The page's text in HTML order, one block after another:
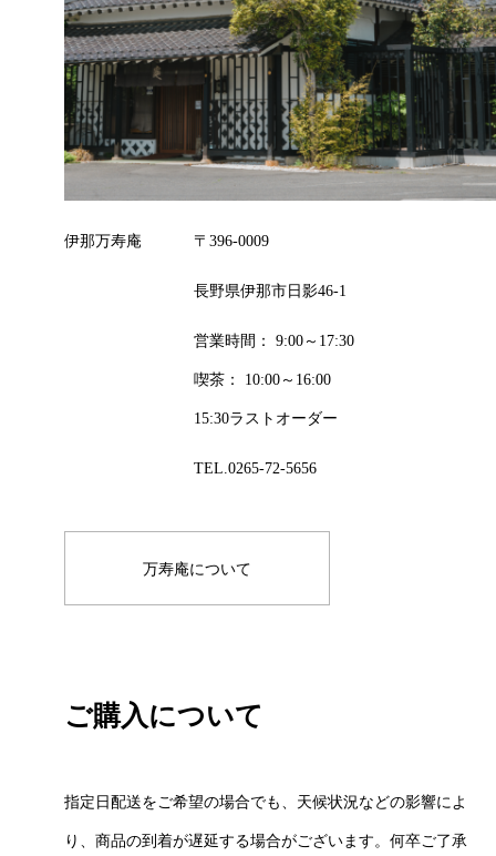
伊那万寿庵 〒396-0009
長野県伊那市日影46-1
営業時間： 9:00～17:30
喫茶： 10:00～16:00
15:30ラストオーダー
TEL.0265-72-5656
万寿庵について
ご購入について
指定日配送をご希望の場合でも、天候状況などの影響によ
り、商品の到着が遅延する場合がございます。何卒ご了承